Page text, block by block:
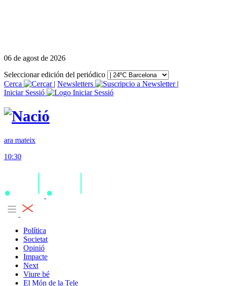
06 de agost de 2026
Seleccionar edición del periódico
Cerca
| Newsletters
|
Iniciar Sessió
ara mateix
10:30
Política
Societat
Opinió
Impacte
Next
Viure bé
El Món de la Tele